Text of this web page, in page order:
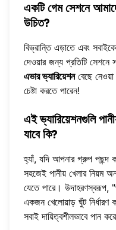
একটি গেম সেশনে
উচিত?
বিভ্রান্তি এড়াতে এবং সবাইকে
দেওয়ার জন্য প্রতিটি সেশনে
এভার ভ্যারিয়েশনবেছে
চেষ্টা করতে পারেন!
এই ভ্যারিয়েশনগুলি
যাবে কি?
হ্যাঁ, যদি আপনার গ্রুপ পছন্দ
সহজেই পানীয় খেলার নিয়ম
যেতে পারে। উদাহরণস্বরূপ,
একজন খেলোয়াড় ঘুঁট নির্ধারণ
সবাই দায়িত্বশীলভাবে পান